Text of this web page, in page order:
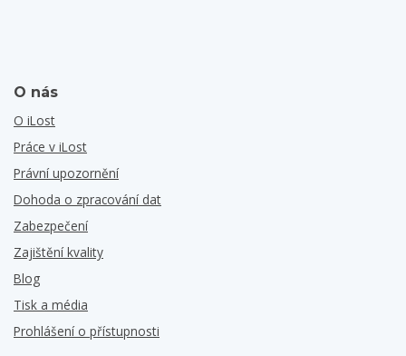
O nás
O iLost
Práce v iLost
Právní upozornění
Dohoda o zpracování dat
Zabezpečení
Zajištění kvality
Blog
Tisk a média
Prohlášení o přístupnosti